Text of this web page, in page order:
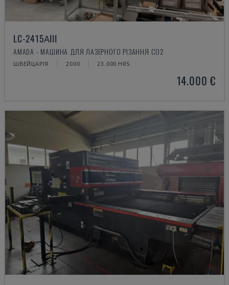
LC-2415ΑIII
AMADA - МАШИНА ДЛЯ ЛАЗЕРНОГО РІЗАННЯ CO2
ШВЕЙЦАРІЯ 2000 23.000 HRS
14.000 €